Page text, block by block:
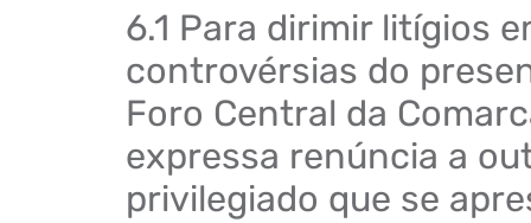
6.1 Para dirimir litígios
controvérsias do
Foro Central da
expressa renúncia a
privilegiado que se